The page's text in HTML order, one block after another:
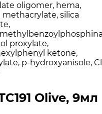
oligomer, hema,
silica
proxylate,
ketone,
p-hydroxyanisole, Cl
Olive, 9мл